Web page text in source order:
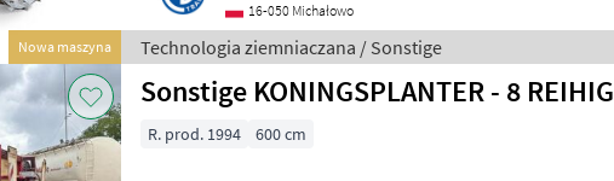
Nowa maszyna
16-050 Michałowo
Technologia ziemniaczana / Sonstige
Sonstige KONINGSPLANTER - 8 REIHIG
R. prod. 1994 600 cm